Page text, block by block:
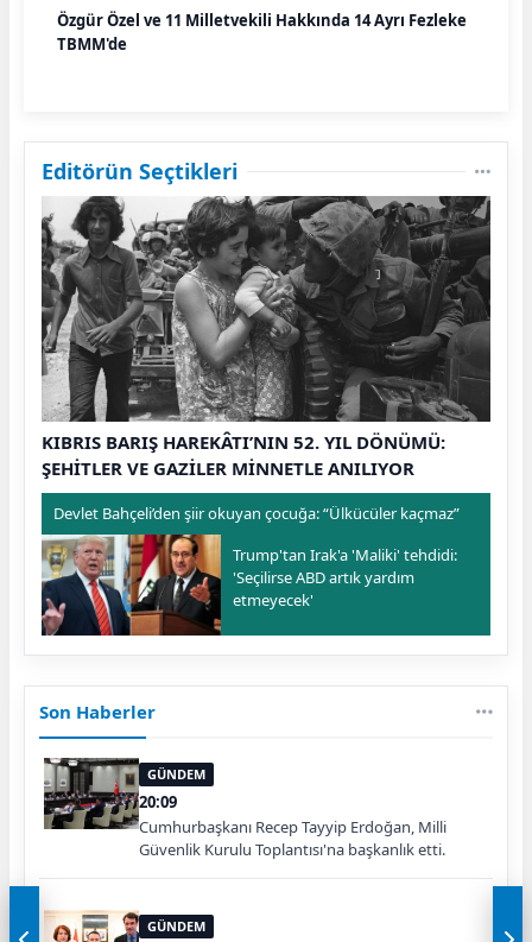
Özgür Özel ve 11 Milletvekili Hakkında 14 Ayrı Fezleke
TBMM'de
Editörün Seçtikleri
KIBRIS BARIŞ HAREKÂTI’NIN 52. YIL DÖNÜMÜ:
ŞEHİTLER VE GAZİLER MİNNETLE ANILIYOR
Devlet Bahçeli’den şiir okuyan çocuğa: “Ülkücüler kaçmaz”
Trump'tan Irak'a 'Maliki' tehdidi:
'Seçilirse ABD artık yardım
etmeyecek'
Son Haberler
GÜNDEM
20:09
Cumhurbaşkanı Recep Tayyip Erdoğan, Milli
Güvenlik Kurulu Toplantısı'na başkanlık etti.
GÜNDEM